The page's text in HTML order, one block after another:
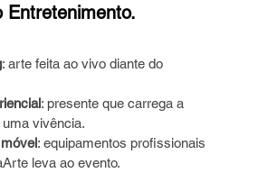
Entretenimento.
: arte feita ao vivo diante do
: presente que carrega a
vivência.
: equipamentos profissionais
leva ao evento.